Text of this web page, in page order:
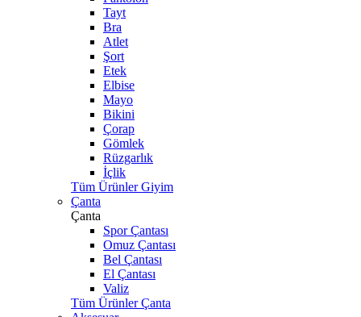
Tayt
Bra
Atlet
Şort
Etek
Elbise
Mayo
Bikini
Çorap
Gömlek
Rüzgarlık
İçlik
Tüm Ürünler Giyim
Çanta
Çanta
Spor Çantası
Omuz Çantası
Bel Çantası
El Çantası
Valiz
Tüm Ürünler Çanta